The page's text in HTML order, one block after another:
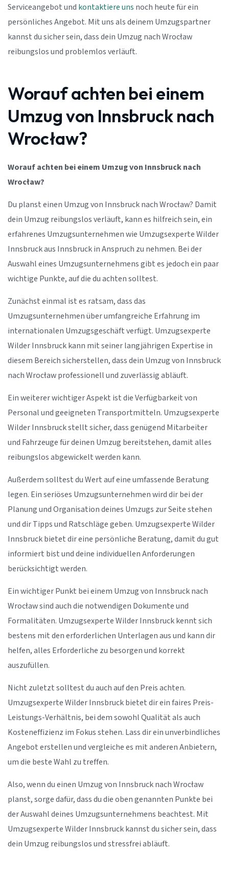
Serviceangebot und kontaktiere uns noch heute für ein
persönliches Angebot. Mit uns als deinem Umzugspartner
kannst du sicher sein, dass dein Umzug nach Wrocław
reibungslos und problemlos verläuft.
Worauf achten bei einem
Umzug von Innsbruck nach
Wrocław?
Worauf achten bei einem Umzug von Innsbruck nach
Wrocław?
Du planst einen Umzug von Innsbruck nach Wrocław? Damit
dein Umzug reibungslos verläuft, kann es hilfreich sein, ein
erfahrenes Umzugsunternehmen wie Umzugsexperte Wilder
Innsbruck aus Innsbruck in Anspruch zu nehmen. Bei der
Auswahl eines Umzugsunternehmens gibt es jedoch ein paar
wichtige Punkte, auf die du achten solltest.
Zunächst einmal ist es ratsam, dass das
Umzugsunternehmen über umfangreiche Erfahrung im
internationalen Umzugsgeschäft verfügt. Umzugsexperte
Wilder Innsbruck kann mit seiner langjährigen Expertise in
diesem Bereich sicherstellen, dass dein Umzug von Innsbruck
nach Wrocław professionell und zuverlässig abläuft.
Ein weiterer wichtiger Aspekt ist die Verfügbarkeit von
Personal und geeigneten Transportmitteln. Umzugsexperte
Wilder Innsbruck stellt sicher, dass genügend Mitarbeiter
und Fahrzeuge für deinen Umzug bereitstehen, damit alles
reibungslos abgewickelt werden kann.
Außerdem solltest du Wert auf eine umfassende Beratung
legen. Ein seriöses Umzugsunternehmen wird dir bei der
Planung und Organisation deines Umzugs zur Seite stehen
und dir Tipps und Ratschläge geben. Umzugsexperte Wilder
Innsbruck bietet dir eine persönliche Beratung, damit du gut
informiert bist und deine individuellen Anforderungen
berücksichtigt werden.
Ein wichtiger Punkt bei einem Umzug von Innsbruck nach
Wrocław sind auch die notwendigen Dokumente und
Formalitäten. Umzugsexperte Wilder Innsbruck kennt sich
bestens mit den erforderlichen Unterlagen aus und kann dir
helfen, alles Erforderliche zu besorgen und korrekt
auszufüllen.
Nicht zuletzt solltest du auch auf den Preis achten.
Umzugsexperte Wilder Innsbruck bietet dir ein faires Preis-
Leistungs-Verhältnis, bei dem sowohl Qualität als auch
Kosteneffizienz im Fokus stehen. Lass dir ein unverbindliches
Angebot erstellen und vergleiche es mit anderen Anbietern,
um die beste Wahl zu treffen.
Also, wenn du einen Umzug von Innsbruck nach Wrocław
planst, sorge dafür, dass du die oben genannten Punkte bei
der Auswahl deines Umzugsunternehmens beachtest. Mit
Umzugsexperte Wilder Innsbruck kannst du sicher sein, dass
dein Umzug reibungslos und stressfrei abläuft.